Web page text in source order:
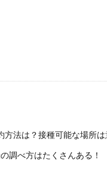
方法は？接種可能な場所は
調べ方はたくさんある！